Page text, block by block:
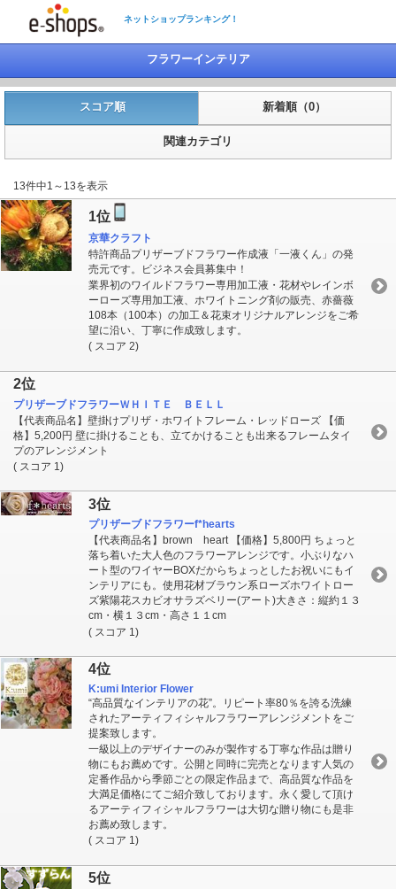
ネットショップランキング！
フラワーインテリア
スコア順 新着順（0）
関連カテゴリ
13件中1～13を表示
1位
京華クラフト
特許商品プリザーブドフラワー作成液「一液くん」の発
売元です。ビジネス会員募集中！
業界初のワイルドフラワー専用加工液・花材やレインボ
ーローズ専用加工液、ホワイトニング剤の販売、赤薔薇
108本（100本）の加工＆花束オリジナルアレンジをご希
望に沿い、丁寧に作成致します。
( スコア 2)
2位
プリザーブドフラワーＷＨＩＴＥ ＢＥＬＬ
【代表商品名】壁掛けプリザ・ホワイトフレーム・レッドローズ 【価
格】5,200円 壁に掛けることも、立てかけることも出来るフレームタイ
プのアレンジメント
( スコア 1)
3位
プリザーブドフラワーf*hearts
【代表商品名】brown heart 【価格】5,800円 ちょっと
落ち着いた大人色のフラワーアレンジです。小ぶりなハ
ート型のワイヤーBOXだからちょっとしたお祝いにもイ
ンテリアにも。使用花材ブラウン系ローズホワイトロー
ズ紫陽花スカビオサラズベリー(アート)大きさ：縦約１３
cm・横１３cm・高さ１１cm
( スコア 1)
4位
K:umi Interior Flower
“高品質なインテリアの花”。リピート率80％を誇る洗練
されたアーティフィシャルフラワーアレンジメントをご
提案致します。
一級以上のデザイナーのみが製作する丁寧な作品は贈り
物にもお薦めです。公開と同時に完売となります人気の
定番作品から季節ごとの限定作品まで、高品質な作品を
大満足価格にてご紹介致しております。永く愛して頂け
るアーティフィシャルフラワーは大切な贈り物にも是非
お薦め致します。
( スコア 1)
5位